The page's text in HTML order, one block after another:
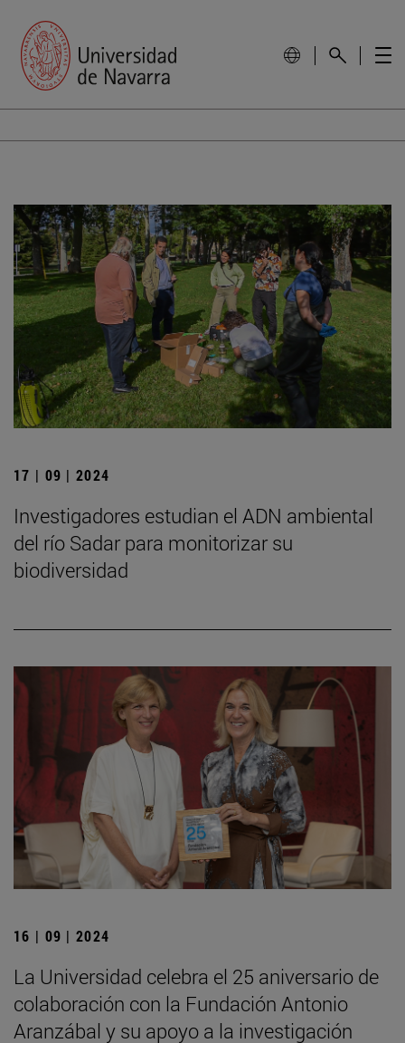
17 | 09 | 2024
Investigadores estudian el ADN ambiental
del río Sadar para monitorizar su
biodiversidad
16 | 09 | 2024
La Universidad celebra el 25 aniversario de
colaboración con la Fundación Antonio
Aranzábal y su apoyo a la investigación